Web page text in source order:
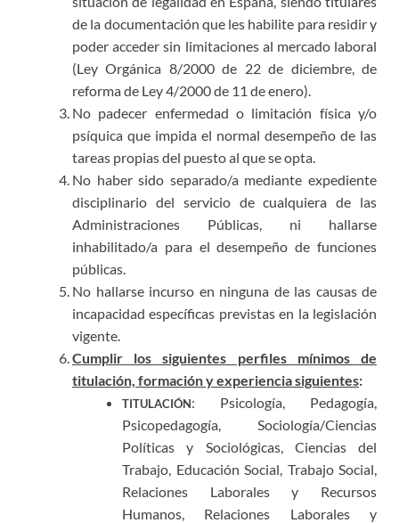
de la documentación que les habilite para residir y
poder acceder sin limitaciones al mercado laboral
(Ley Orgánica 8/2000 de 22 de diciembre, de
reforma de Ley 4/2000 de 11 de enero).
No padecer enfermedad o limitación física y/o
psíquica que impida el normal desempeño de las
tareas propias del puesto al que se opta.
No haber sido separado/a mediante expediente
disciplinario del servicio de cualquiera de las
Administraciones Públicas, ni hallarse
inhabilitado/a para el desempeño de funciones
públicas.
No hallarse incurso en ninguna de las causas de
incapacidad específicas previstas en la legislación
vigente.
Cumplir los siguientes perfiles mínimos de
titulación, formación y experiencia siguientes:
TITULACIÓN: Psicología, Pedagogía,
Psicopedagogía, Sociología/Ciencias
Políticas y Sociológicas, Ciencias del
Trabajo, Educación Social, Trabajo Social,
Relaciones Laborales y Recursos
Humanos, Relaciones Laborales y